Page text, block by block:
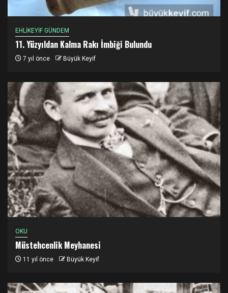
EHLİKEYİF GÜNDEM
11. Yüzyıldan Kalma Rakı İmbiği Bulundu
7 yıl önce Büyük Keyif
OKU
Müstehcenlik Meyhanesi
11 yıl önce Büyük Keyif